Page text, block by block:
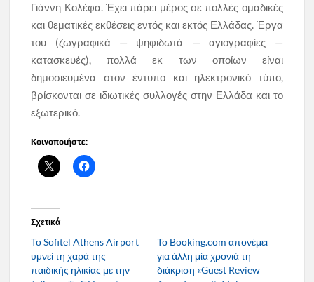
Γιάννη Κολέφα. Έχει πάρει μέρος σε πολλές ομαδικές
και θεματικές εκθέσεις εντός και εκτός Ελλάδας. Έργα
του (ζωγραφικά — ψηφιδωτά — αγιογραφίες —
κατασκευές), πολλά εκ των οποίων είναι
δημοσιευμένα στον έντυπο και ηλεκτρονικό τύπο,
βρίσκονται σε ιδιωτικές συλλογές στην Ελλάδα και το
εξωτερικό.
Κοινοποιήστε:
Σχετικά
Το Sofitel Athens Airport
υμνεί τη χαρά της
παιδικής ηλικίας με την
Το Booking.com απονέμει
για άλλη μία χρονιά τη
διάκριση «Guest Review